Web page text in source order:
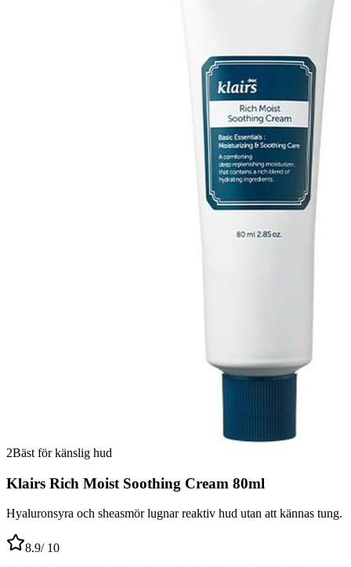
2Bäst för känslig hud
Klairs Rich Moist Soothing Cream 80ml
Hyaluronsyra och sheasmör lugnar reaktiv hud utan att kännas tung.
8.9/ 10